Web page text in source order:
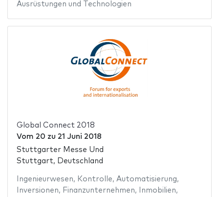
Ausrüstungen und Technologien
Global Connect 2018
Vom 20 zu 21 Juni 2018
Stuttgarter Messe Und
Stuttgart, Deutschland
Ingenieurwesen, Kontrolle, Automatisierung,
Inversionen, Finanzunternehmen, Inmobilien,